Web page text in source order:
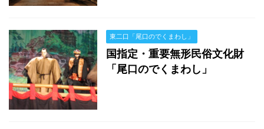
東二口「尾口のでくまわし」
国指定・重要無形民俗文化財
「尾口のでくまわし」